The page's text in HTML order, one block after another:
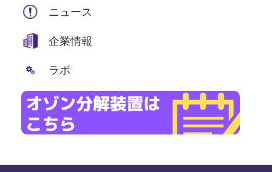
ニュース
企業情報
ラボ